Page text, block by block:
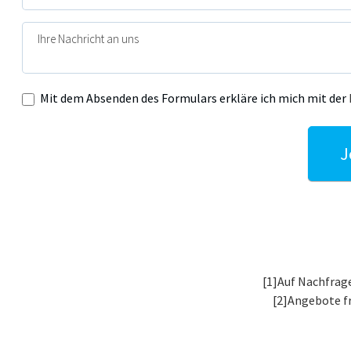
Mit dem Absenden des Formulars erkläre ich mich mit der
[1]Auf
[2]Angebote